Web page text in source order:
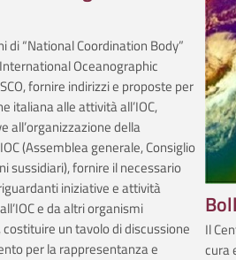
di “National Coordination Body”
Oceanographic
fornire indirizzi e proposte per
italiana alle attività all’IOC,
all’organizzazione della
(Assemblea generale, Consiglio
sussidiari), fornire il necessario
iniziative e attività
e da altri organismi
un tavolo di discussione
per la rappresentanza e
Il
cura